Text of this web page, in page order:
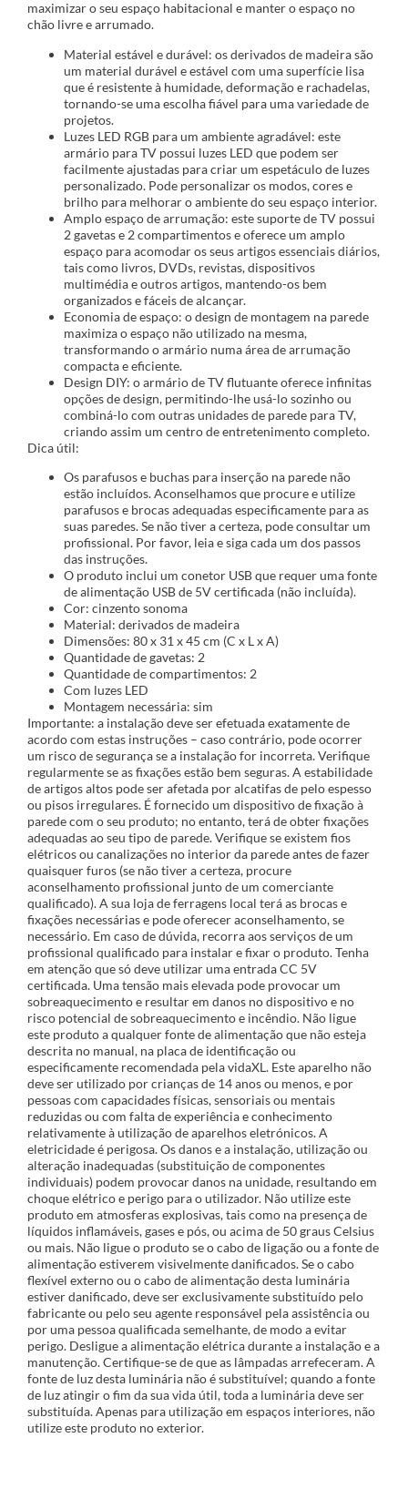
maximizar o seu espaço habitacional e manter o espaço no
chão livre e arrumado.
Material estável e durável: os derivados de madeira são
um material durável e estável com uma superfície lisa
que é resistente à humidade, deformação e rachadelas,
tornando-se uma escolha fiável para uma variedade de
projetos.
Luzes LED RGB para um ambiente agradável: este
armário para TV possui luzes LED que podem ser
facilmente ajustadas para criar um espetáculo de luzes
personalizado. Pode personalizar os modos, cores e
brilho para melhorar o ambiente do seu espaço interior.
Amplo espaço de arrumação: este suporte de TV possui
2 gavetas e 2 compartimentos e oferece um amplo
espaço para acomodar os seus artigos essenciais diários,
tais como livros, DVDs, revistas, dispositivos
multimédia e outros artigos, mantendo-os bem
organizados e fáceis de alcançar.
Economia de espaço: o design de montagem na parede
maximiza o espaço não utilizado na mesma,
transformando o armário numa área de arrumação
compacta e eficiente.
Design DIY: o armário de TV flutuante oferece infinitas
opções de design, permitindo-lhe usá-lo sozinho ou
combiná-lo com outras unidades de parede para TV,
criando assim um centro de entretenimento completo.
Dica útil:
Os parafusos e buchas para inserção na parede não
estão incluídos. Aconselhamos que procure e utilize
parafusos e brocas adequadas especificamente para as
suas paredes. Se não tiver a certeza, pode consultar um
profissional. Por favor, leia e siga cada um dos passos
das instruções.
O produto inclui um conetor USB que requer uma fonte
de alimentação USB de 5V certificada (não incluída).
Cor: cinzento sonoma
Material: derivados de madeira
Dimensões: 80 x 31 x 45 cm (C x L x A)
Quantidade de gavetas: 2
Quantidade de compartimentos: 2
Com luzes LED
Montagem necessária: sim
Importante: a instalação deve ser efetuada exatamente de
acordo com estas instruções – caso contrário, pode ocorrer
um risco de segurança se a instalação for incorreta. Verifique
regularmente se as fixações estão bem seguras. A estabilidade
de artigos altos pode ser afetada por alcatifas de pelo espesso
ou pisos irregulares. É fornecido um dispositivo de fixação à
parede com o seu produto; no entanto, terá de obter fixações
adequadas ao seu tipo de parede. Verifique se existem fios
elétricos ou canalizações no interior da parede antes de fazer
quaisquer furos (se não tiver a certeza, procure
aconselhamento profissional junto de um comerciante
qualificado). A sua loja de ferragens local terá as brocas e
fixações necessárias e pode oferecer aconselhamento, se
necessário. Em caso de dúvida, recorra aos serviços de um
profissional qualificado para instalar e fixar o produto. Tenha
em atenção que só deve utilizar uma entrada CC 5V
certificada. Uma tensão mais elevada pode provocar um
sobreaquecimento e resultar em danos no dispositivo e no
risco potencial de sobreaquecimento e incêndio. Não ligue
este produto a qualquer fonte de alimentação que não esteja
descrita no manual, na placa de identificação ou
especificamente recomendada pela vidaXL. Este aparelho não
deve ser utilizado por crianças de 14 anos ou menos, e por
pessoas com capacidades físicas, sensoriais ou mentais
reduzidas ou com falta de experiência e conhecimento
relativamente à utilização de aparelhos eletrónicos. A
eletricidade é perigosa. Os danos e a instalação, utilização ou
alteração inadequadas (substituição de componentes
individuais) podem provocar danos na unidade, resultando em
choque elétrico e perigo para o utilizador. Não utilize este
produto em atmosferas explosivas, tais como na presença de
líquidos inflamáveis, gases e pós, ou acima de 50 graus Celsius
ou mais. Não ligue o produto se o cabo de ligação ou a fonte de
alimentação estiverem visivelmente danificados. Se o cabo
flexível externo ou o cabo de alimentação desta luminária
estiver danificado, deve ser exclusivamente substituído pelo
fabricante ou pelo seu agente responsável pela assistência ou
por uma pessoa qualificada semelhante, de modo a evitar
perigo. Desligue a alimentação elétrica durante a instalação e a
manutenção. Certifique-se de que as lâmpadas arrefeceram. A
fonte de luz desta luminária não é substituível; quando a fonte
de luz atingir o fim da sua vida útil, toda a luminária deve ser
substituída. Apenas para utilização em espaços interiores, não
utilize este produto no exterior.